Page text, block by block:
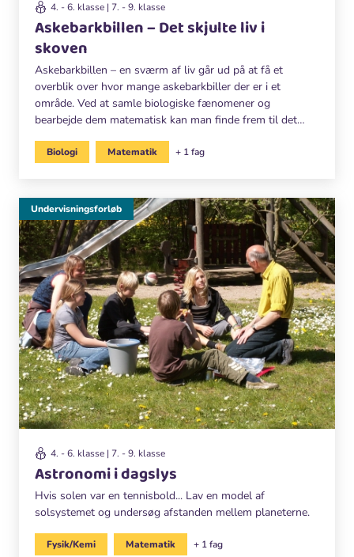
4. - 6. klasse | 7. - 9. klasse
Askebarkbillen – Det skjulte liv i
skoven
Askebarkbillen – en sværm af liv går ud på at få et
overblik over hvor mange askebarkbiller der er i et
område. Ved at samle biologiske fænomener og
bearbejde dem matematisk kan man finde frem til det
Biologi Matematik + 1 fag
4. - 6. klasse | 7. - 9. klasse
Astronomi i dagslys
Hvis solen var en tennisbold... Lav en model af
solsystemet og undersøg afstanden mellem planeterne.
Undervisningsforløb
Fysik/Kemi Matematik + 1 fag